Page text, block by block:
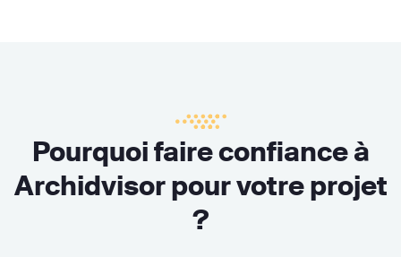
Pourquoi faire confiance à
Archidvisor pour votre projet
?